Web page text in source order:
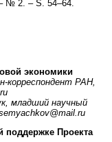
№ 2. – S. 54–64.
экономики
корреспондент РАН,
младший научный
поддержке Проекта